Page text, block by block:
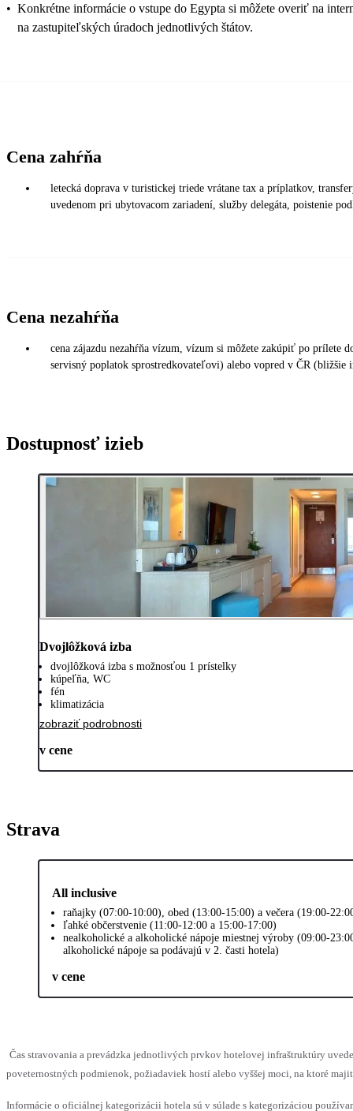
• Konkrétne informácie o vstupe do Egypta si môžete overiť na
na zastupiteľských úradoch jednotlivých štátov.
Cena zahŕňa
letecká doprava v turistickej triede vrátane tax a príplatkov,
uvedenom pri ubytovacom zariadení, služby delegáta, poistenie
Cena nezahŕňa
cena zájazdu nezahŕňa vízum, vízum si môžete zakúpiť po prílete
servisný poplatok sprostredkovateľovi) alebo vopred v ČR (bližšie
Dostupnosť izieb
Dvojlôžková izba
dvojlôžková izba s možnosťou 1 prístelky
kúpeľňa, WC
fén
klimatizácia
zobraziť podrobnosti
v cene
Strava
All inclusive
raňajky (07:00-10:00), obed (13:00-15:00) a večera (19:00-
ľahké občerstvenie (11:00-12:00 a 15:00-17:00)
nealkoholické a alkoholické nápoje miestnej výroby (09:00-
alkoholické nápoje sa podávajú v 2. časti hotela)
v cene
Čas stravovania a prevádzka jednotlivých prvkov hotelovej infraštruktúry
poveternostných podmienok, požiadaviek hostí alebo vyššej moci, na ktoré
Informácie o oficiálnej kategorizácii hotela sú v súlade s kategorizáciou